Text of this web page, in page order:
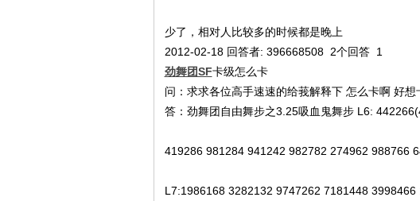
少了，相对人比较多的时候都是晚上
2012-02-18 回答者: 396668508 2个回答 1
劲舞团SF卡级怎么卡
问：求求各位高手速速的给莪解释下 怎么卡啊 好想
答：劲舞团自由舞步之3.25吸血鬼舞步 L6:
419286 981284 941242 982782 274962 988766
L7:1986168 3282132 9747262 7181448 3998466